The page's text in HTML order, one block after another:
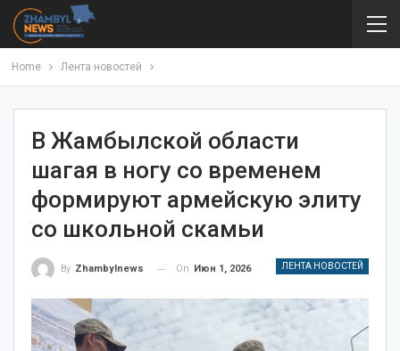
Home Лента новостей
В Жамбылской области
шагая в ногу со временем
формируют армейскую элиту
со школьной скамьи
ЛЕНТА НОВОСТЕЙ
By Zhambylnews On Июн 1, 2026